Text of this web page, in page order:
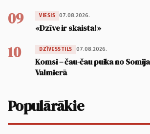
09 VIESIS 07.08.2026.
«Dzīve ir skaista!»
10 DZĪVESSTILS 07.08.2026.
Komsi – čau-čau puika no
Valmierā
Populārākie